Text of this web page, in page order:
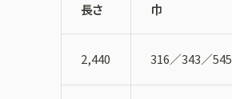
長さ 巾
2,440 316／343／545